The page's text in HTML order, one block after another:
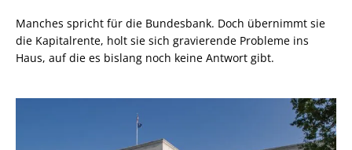
Manches spricht für die Bundesbank. Doch übernimmt sie
die Kapitalrente, holt sie sich gravierende Probleme ins
Haus, auf die es bislang noch keine Antwort gibt.